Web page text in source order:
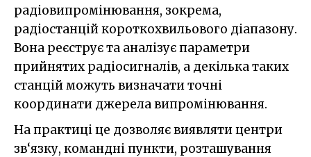
радіовипромінювання, зокрема,
радіостанцій короткохвильового діапазону.
Вона реєструє та аналізує параметри
прийнятих радіосигналів, а декілька таких
станцій можуть визначати точні
координати джерела випромінювання.
На практиці це дозволяє виявляти центри
зв‘язку, командні пункти, розташування